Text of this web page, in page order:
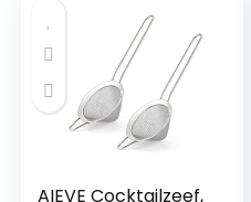
AIEVE Cocktailzeef,